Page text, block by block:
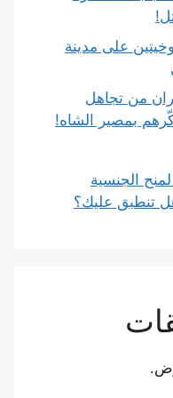
على مدينة
من تجاهل
بمصير الشاه!
الجنسية
هل تنطبق عليك؟